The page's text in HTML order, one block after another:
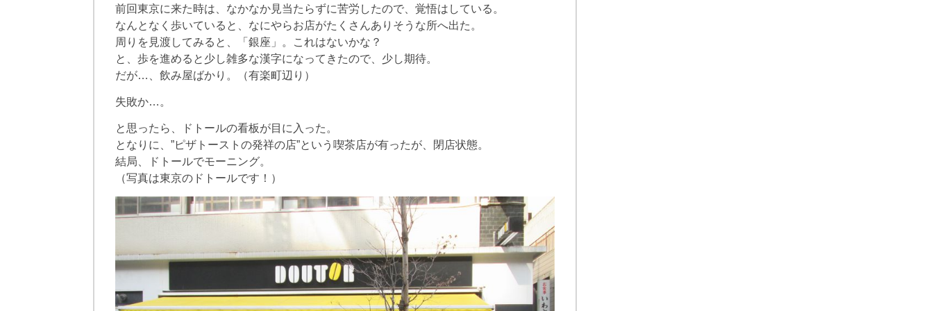
前回東京に来た時は、なかなか見当たらずに苦労したので、覚悟はしている。
なんとなく歩いていると、なにやらお店がたくさんありそうな所へ出た。
周りを見渡してみると、「銀座」。これはないかな？
と、歩を進めると少し雑多な漢字になってきたので、少し期待。
だが…、飲み屋ばかり。（有楽町辺り）
失敗か…。
と思ったら、ドトールの看板が目に入った。
となりに、”ピザトーストの発祥の店”という喫茶店が有ったが、閉店状態。
結局、ドトールでモーニング。
（写真は東京のドトールです！）